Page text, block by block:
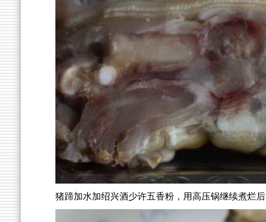
猪蹄加水加绍兴酒少许五香粉，用高压锅继续煮烂